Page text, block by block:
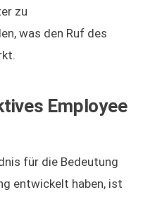
zu
was den Ruf des
Employee
für die Bedeutung
entwickelt haben, ist